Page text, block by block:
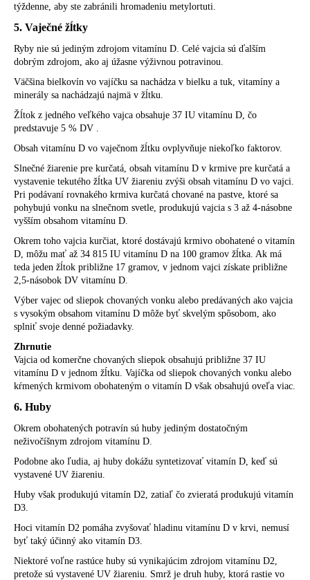
týždenne, aby ste zabránili hromadeniu metylortuti.
5. Vaječné žĺtky
Ryby nie sú jediným zdrojom vitamínu D. Celé vajcia sú ďalším
dobrým zdrojom, ako aj úžasne výživnou potravinou.
Väčšina bielkovín vo vajíčku sa nachádza v bielku a tuk, vitamíny a
minerály sa nachádzajú najmä v žĺtku.
Žĺtok z jedného veľkého vajca obsahuje 37 IU vitamínu D, čo
predstavuje 5 % DV .
Obsah vitamínu D vo vaječnom žĺtku ovplyvňuje niekoľko faktorov.
Slnečné žiarenie pre kurčatá, obsah vitamínu D v krmive pre kurčatá a
vystavenie tekutého žĺtka UV žiareniu zvýši obsah vitamínu D vo vajci.
Pri podávaní rovnakého krmiva kurčatá chované na pastve, ktoré sa
pohybujú vonku na slnečnom svetle, produkujú vajcia s 3 až 4-násobne
vyšším obsahom vitamínu D.
Okrem toho vajcia kurčiat, ktoré dostávajú krmivo obohatené o vitamín
D, môžu mať až 34 815 IU vitamínu D na 100 gramov žĺtka. Ak má
teda jeden žĺtok približne 17 gramov, v jednom vajci získate približne
2,5-násobok DV vitamínu D.
Výber vajec od sliepok chovaných vonku alebo predávaných ako vajcia
s vysokým obsahom vitamínu D môže byť skvelým spôsobom, ako
splniť svoje denné požiadavky.
Zhrnutie
Vajcia od komerčne chovaných sliepok obsahujú približne 37 IU
vitamínu D v jednom žĺtku. Vajíčka od sliepok chovaných vonku alebo
kŕmených krmivom obohateným o vitamín D však obsahujú oveľa viac.
6. Huby
Okrem obohatených potravín sú huby jediným dostatočným
neživočíšnym zdrojom vitamínu D.
Podobne ako ľudia, aj huby dokážu syntetizovať vitamín D, keď sú
vystavené UV žiareniu.
Huby však produkujú vitamín D2, zatiaľ čo zvieratá produkujú vitamín
D3.
Hoci vitamín D2 pomáha zvyšovať hladinu vitamínu D v krvi, nemusí
byť taký účinný ako vitamín D3.
Niektoré voľne rastúce huby sú vynikajúcim zdrojom vitamínu D2,
pretože sú vystavené UV žiareniu. Smrž je druh huby, ktorá rastie vo